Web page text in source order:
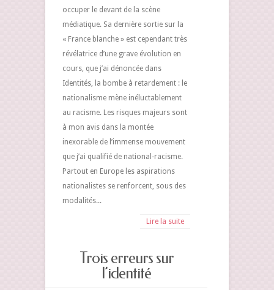
occuper le devant de la scène
médiatique. Sa dernière sortie sur la
« France blanche » est cependant très
révélatrice d’une grave évolution en
cours, que j’ai dénoncée dans
Identités, la bombe à retardement : le
nationalisme mène inéluctablement
au racisme. Les risques majeurs sont
à mon avis dans la montée
inexorable de l’immense mouvement
que j’ai qualifié de national-racisme.
Partout en Europe les aspirations
nationalistes se renforcent, sous des
modalités...
Lire la suite
Trois erreurs sur
l’identité